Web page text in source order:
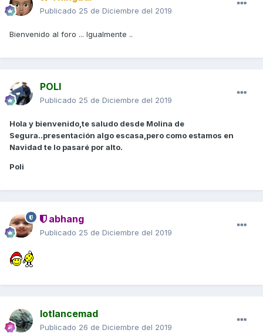
Publicado 25 de Diciembre del 2019
Bienvenido al foro ... Igualmente ..
POLI
Publicado 25 de Diciembre del 2019
Hola y bienvenido,te saludo desde Molina de
Segura..presentación algo escasa,pero como estamos en
Navidad te lo pasaré por alto.
Poli
abhang
Publicado 25 de Diciembre del 2019
lotlancemad
Publicado 26 de Diciembre del 2019